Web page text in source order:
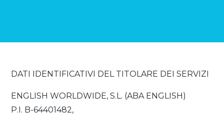
DATI IDENTIFICATIVI DEL TITOLARE DEI SERVIZI
ENGLISH WORLDWIDE, S.L. (ABA ENGLISH)
P.I. B-64401482,